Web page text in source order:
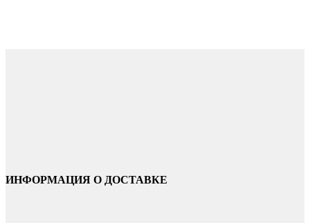
ИНФОРМАЦИЯ О ДОСТАВКЕ